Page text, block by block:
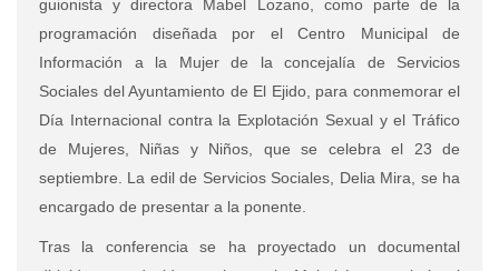
guionista y directora Mabel Lozano, como parte de la
programación diseñada por el Centro Municipal de
Información a la Mujer de la concejalía de Servicios
Sociales del Ayuntamiento de El Ejido, para conmemorar el
Día Internacional contra la Explotación Sexual y el Tráfico
de Mujeres, Niñas y Niños, que se celebra el 23 de
septiembre. La edil de Servicios Sociales, Delia Mira, se ha
encargado de presentar a la ponente.
Tras la conferencia se ha proyectado un documental